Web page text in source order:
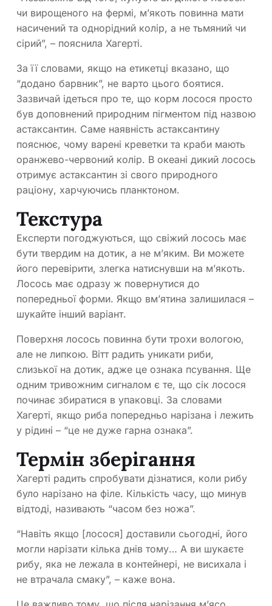
чи вирощеного на фермі, м’якоть повинна мати
насичений та однорідний колір, а не тьмяний чи
сірий”, – пояснила Хагерті.
За її словами, якщо на етикетці вказано, що
“додано барвник”, не варто цього боятися.
Зазвичай ідеться про те, що корм лосося просто
був доповнений природним пігментом під назвою
астаксантин. Саме наявність астаксантину
пояснює, чому варені креветки та краби мають
оранжево-червоний колір. В океані дикий лосось
отримує астаксантин зі свого природного
раціону, харчуючись планктоном.
Текстура
Експерти погоджуються, що свіжий лосось має
бути твердим на дотик, а не м’яким. Ви можете
його перевірити, злегка натиснувши на м’якоть.
Лосось має одразу ж повернутися до
попередньої форми. Якщо вм’ятина залишилася –
шукайте інший варіант.
Поверхня лосось повинна бути трохи вологою,
але не липкою. Вітт радить уникати риби,
слизької на дотик, адже це ознака псування. Ще
одним тривожним сигналом є те, що сік лосося
починає збиратися в упаковці. За словами
Хагерті, якщо риба попередньо нарізана і лежить
у рідині – “це не дуже гарна ознака”.
Термін зберігання
Хагерті радить спробувати дізнатися, коли рибу
було нарізано на філе. Кількість часу, що минув
відтоді, називають “часом без ножа”.
“Навіть якщо [лосося] доставили сьогодні, його
могли нарізати кілька днів тому… А ви шукаєте
рибу, яка не лежала в контейнері, не висихала і
не втрачала смаку”, – каже вона.